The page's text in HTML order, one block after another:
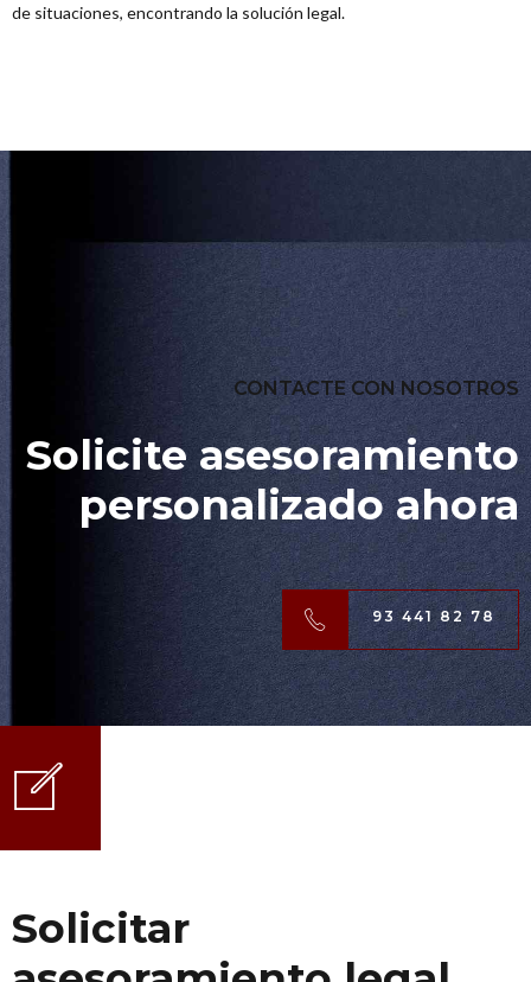
de situaciones, encontrando la solución legal.
CONTACTE CON NOSOTROS
Solicite asesoramiento
personalizado ahora
93 441 82 78
Solicitar